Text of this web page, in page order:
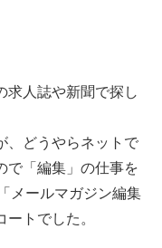
求人誌や新聞で探し
、どうやらネットで
で「編集」の仕事を
メールマガジン編集
トでした。